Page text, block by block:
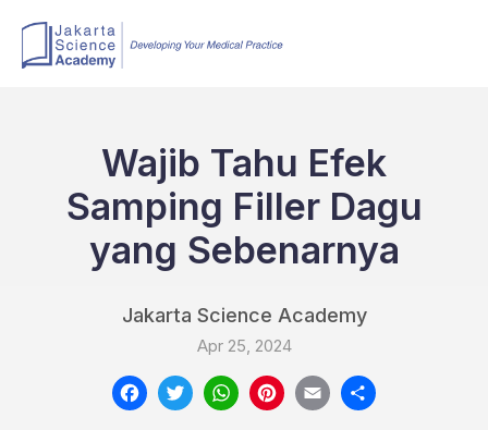
Wajib Tahu Efek
Samping Filler Dagu
yang Sebenarnya
Jakarta Science Academy
Apr 25, 2024
Facebook
Twitter
WhatsApp
Pinterest
Email